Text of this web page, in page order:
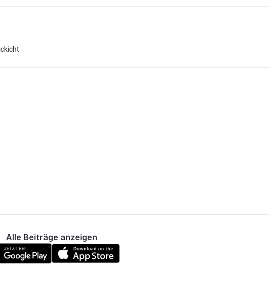
eben mit Nasenklammer 😂😂😂
Alle Beiträge anzeigen